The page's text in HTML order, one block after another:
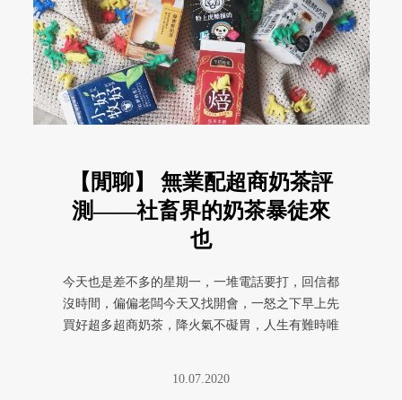
【閒聊】 無業配超商奶茶評
測——社畜界的奶茶暴徒來
也
今天也是差不多的星期一，一堆電話要打，回信都
沒時間，偏偏老闆今天又找開會，一怒之下早上先
買好超多超商奶茶，降火氣不礙胃，人生有難時唯
10.07.2020